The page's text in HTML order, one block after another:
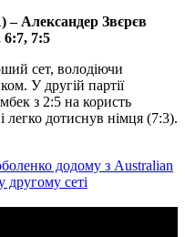
– Александер Звєрєв
6:7, 7:5
сет, володіючи
У другій партії
з 2:5 на користь
легко дотиснув німця (7:3).
додому з Australian
другому сеті